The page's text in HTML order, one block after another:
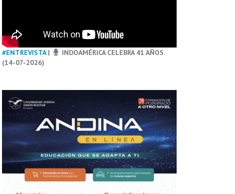
#ENTREVISTA|
INDOAMÉRICA CELEBRA 41 AÑOS.
(14-07-2026)